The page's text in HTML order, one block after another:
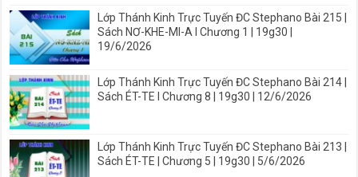
Lớp Thánh Kinh Trực Tuyến ĐC Stephano Bài 215 |
Sách NƠ-KHE-MI-A I Chương 1 | 19g30 |
19/6/2026
Lớp Thánh Kinh Trực Tuyến ĐC Stephano Bài 214 |
Sách ÉT-TE I Chương 8 | 19g30 | 12/6/2026
Lớp Thánh Kinh Trực Tuyến ĐC Stephano Bài 213 |
Sách ÉT-TE | Chương 5 | 19g30 | 5/6/2026